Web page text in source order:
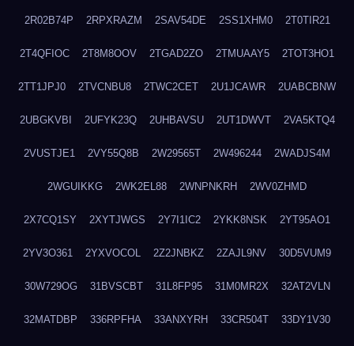
2R02B74P 2RPXRAZM 2SAV54DE 2SS1XHM0 2T0TIR21
2T4QFIOC 2T8M8OOV 2TGAD2ZO 2TMUAAY5 2TOT3HO1
2TT1JPJ0 2TVCNBU8 2TWC2CET 2U1JCAWR 2UABCBNW
2UBGKVBI 2UFYK23Q 2UHBAVSU 2UT1DWVT 2VA5KTQ4
2VUSTJE1 2VY55Q8B 2W29565T 2W496244 2WADJS4M
2WGUIKKG 2WK2EL88 2WNPNKRH 2WV0ZHMD
2X7CQ1SY 2XYTJWGS 2Y7I1IC2 2YKK8NSK 2YT95AO1
2YV3O361 2YXVOCOL 2Z2JNBKZ 2ZAJL9NV 30D5VUM9
30W729OG 31BVSCBT 31L8FP95 31M0MR2X 32AT2VLN
32MATDBP 336RPFHA 33ANXYRH 33CR504T 33DY1V30